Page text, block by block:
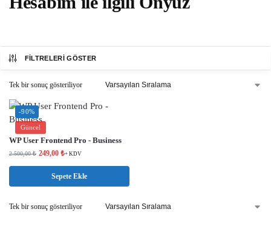
FILTRELERI GÖSTER
Tek bir sonuç gösteriliyor
-90%
Güncel
WP User Frontend Pro - Business
2.500,00₺ 249,00 ₺+ KDV
Sepete Ekle
Tek bir sonuç gösteriliyor